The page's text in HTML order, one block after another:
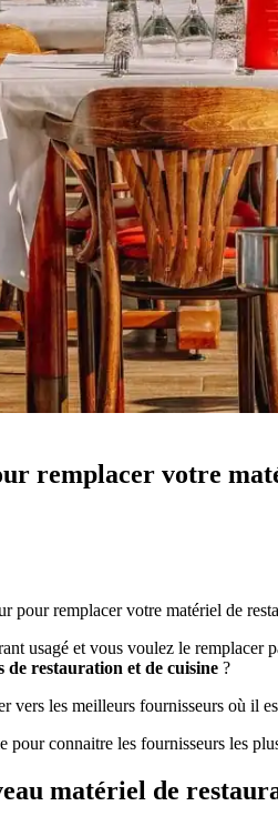
remplacer votre
pour remplacer votre matériel de
usagé et vous voulez le
de restauration et de cuisine ?
vers les meilleurs fournisseurs où il
pour connaitre les fournisseurs les
matériel de